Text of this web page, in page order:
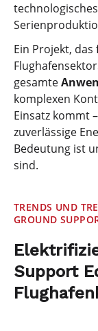
Ein Projekt,
gesamte
komplexen
Einsatz kommt
zuverlässige
Bedeutung ist
sind.
TRENDS UND
GROUND
Support